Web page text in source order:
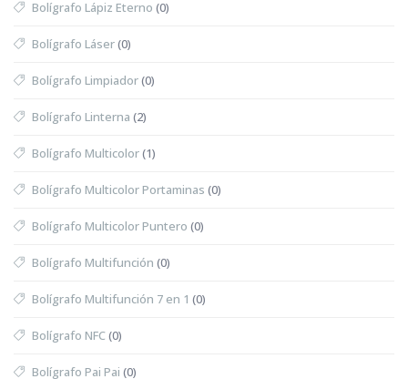
Bolígrafo Lápiz Eterno (0)
Bolígrafo Láser(0)
Bolígrafo Limpiador(0)
Bolígrafo Linterna (2)
Bolígrafo Multicolor(1)
Bolígrafo Multicolor Portaminas (0)
Bolígrafo Multicolor Puntero (0)
Bolígrafo Multifunción (0)
Bolígrafo Multifunción 7 en 1 (0)
Bolígrafo NFC(0)
Bolígrafo Pai Pai (0)